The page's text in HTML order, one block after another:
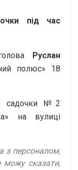
під час
Руслан
полюс» 18
садочки №2
на вулиці
з персоналом,
сказати,